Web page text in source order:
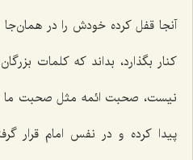
آنجا قفل كرده خودش را در همان‌جا
كنار بگذارد، بداند که كلمات
نيست، صحبت ائمه مثل صحبت ما
پيدا كرده و در نفس امام قرار